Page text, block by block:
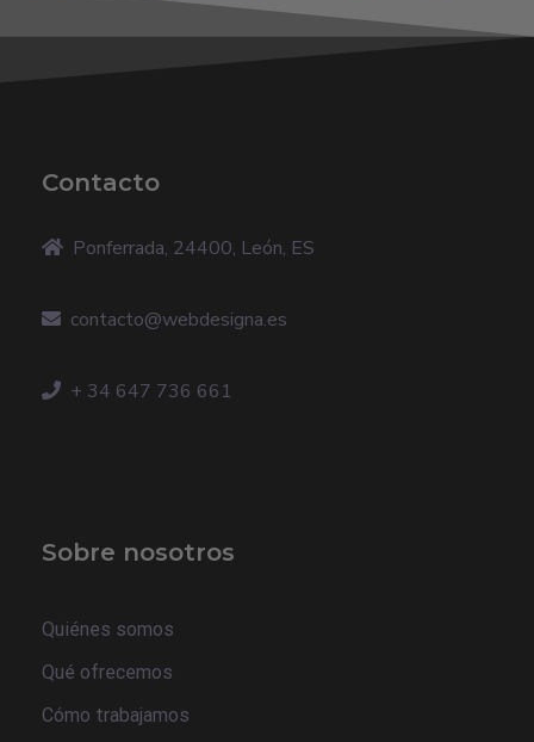
Contacto
Ponferrada, 24400, León, ES
contacto@webdesigna.es
+ 34 647 736 661
Sobre nosotros
Quiénes somos
Qué ofrecemos
Cómo trabajamos